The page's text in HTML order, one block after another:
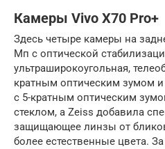
Камеры Vivo X70 Pro+
Здесь четыре камеры на
Мп с оптической
ультраширокоугольная,
кратным оптическим зумом
с 5-кратным оптическим
стеклом, а Zeiss добавила
защищающее линзы от
более естественные цвета.